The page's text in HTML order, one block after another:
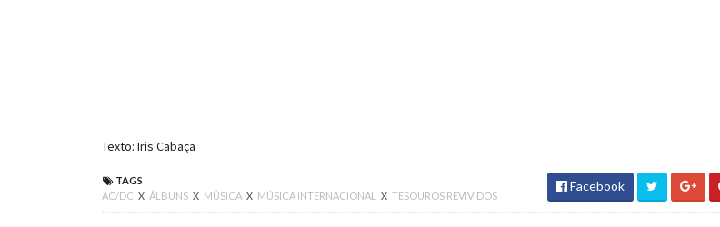
Texto: Iris Cabaça
TAGS
AC/DC X ÁLBUNS X MÚSICA X MÚSICA INTERNACIONAL X TESOUROS REVIVIDOS
Facebook